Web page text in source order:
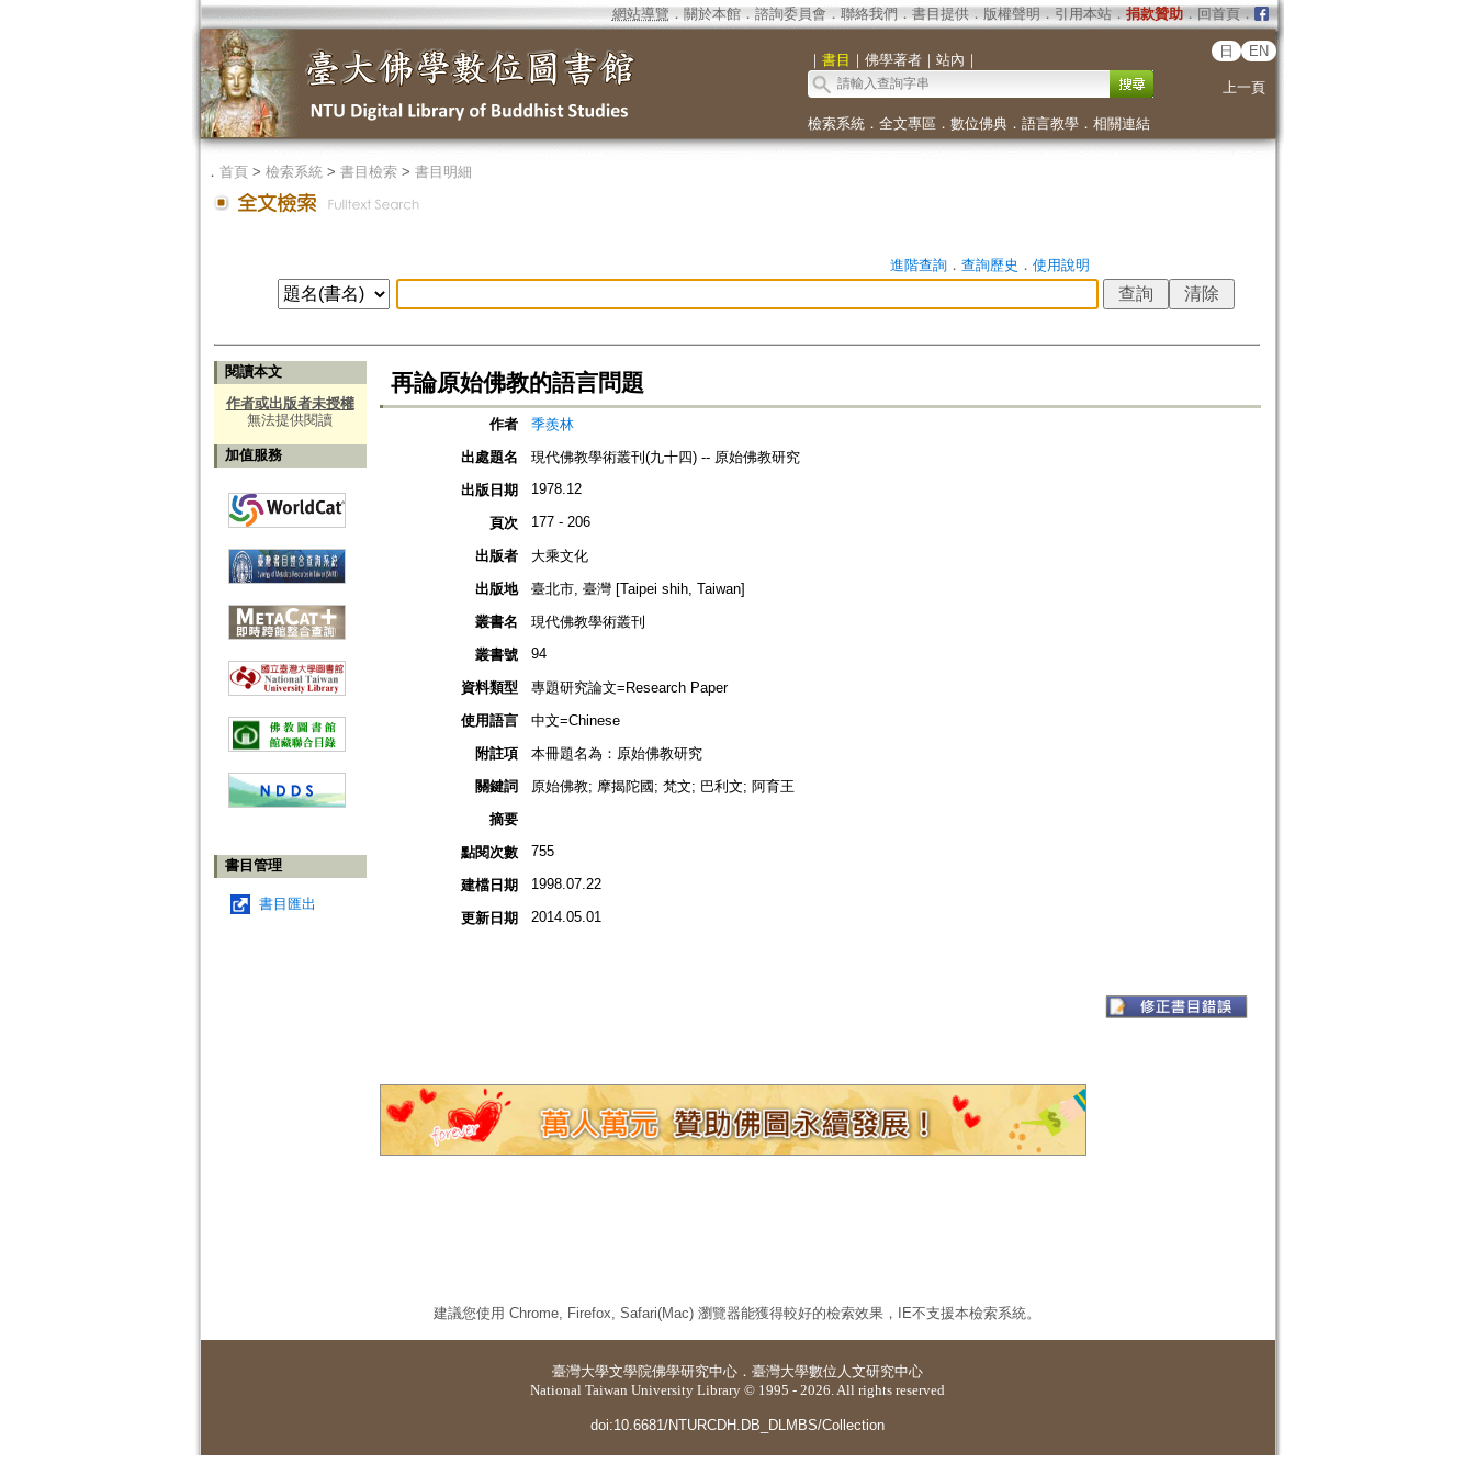
網站導覽 ． 關於本館． 諮詢委員會． 聯絡我們 ． 書目提供． 版權聲明 ． 引用本站． 捐款贊助．回首頁．
｜ 書目 ｜ 佛學著者｜ 站內 ｜
日 EN
上一頁
檢索系統． 全文專區 ． 數位佛典． 語言教學． 相關連結
． 首頁> 檢索系統> 書目檢索> 書目明細
進階查詢． 查詢歷史 ． 使用說明
閱讀本文
作者或出版者未授權
無法提供閱讀
加值服務
書目管理
書目匯出
再論原始佛教的語言問題
作者
季羨林
出處題名
現代佛教學術叢刊(九十四) -- 原始佛教研究
出版日期
1978.12
頁次 177 - 206
出版者
大乘文化
出版地
臺北市, 臺灣 [Taipei shih, Taiwan]
叢書名
現代佛教學術叢刊
叢書號
94
資料類型
專題研究論文=Research Paper
使用語言
中文=Chinese
附註項
本冊題名為：原始佛教研究
關鍵詞
原始佛教; 摩揭陀國; 梵文; 巴利文; 阿育王
摘要
點閱次數
755
建檔日期 1998.07.22
更新日期 2014.05.01
建議您使用 Chrome, Firefox, Safari(Mac) 瀏覽器能獲得較好的檢索效果，IE不支援本檢索系統。
臺灣大學文學院佛學研究中心 ． 臺灣大學數位人文研究中心
National Taiwan University Library © 1995 - 2026. All rights reserved
doi:10.6681/NTURCDH.DB_DLMBS/Collection